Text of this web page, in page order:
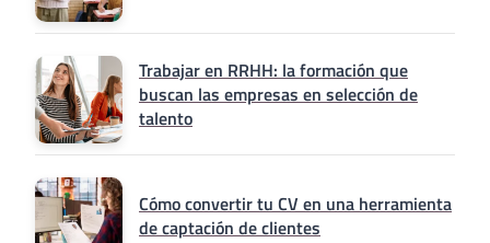
Trabajar en RRHH: la formación que
buscan las empresas en selección de
talento
Cómo convertir tu CV en una herramienta
de captación de clientes